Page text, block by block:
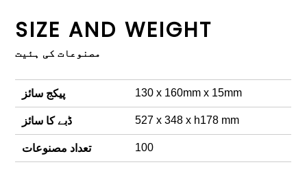
SIZE AND WEIGHT
مصنوعات کی ہئیت
پیکج سائز 130 x 160mm x 15mm
ڈبے کا سائز 527 x 348 x h178 mm
تعداد مصنوعات 100